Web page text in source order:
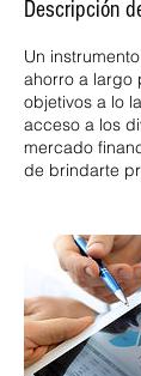
Descripción
Un
ahorro a largo
objetivos a lo
acceso a los
mercado
de brindarte